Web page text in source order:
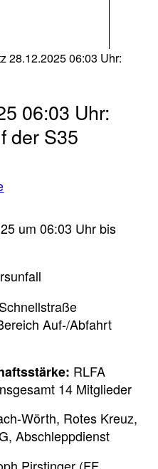
28.12.2025 06:03 Uhr:
06:03 Uhr:
der S35
um 06:03 Uhr bis
Auf-/Abfahrt
RLFA
14 Mitglieder
Wörth, Rotes Kreuz,
Abschleppdienst